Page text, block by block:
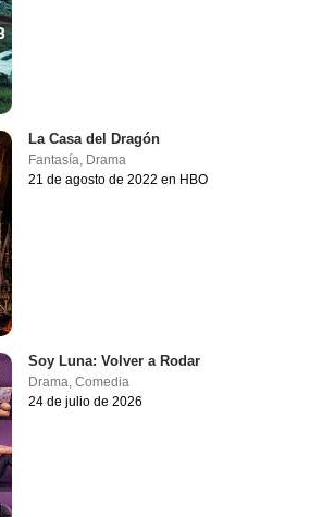
La Casa del Dragón
Fantasía, Drama
21 de agosto de 2022 en HBO
Soy Luna: Volver a Rodar
Drama ,Comedia
24 de julio de 2026